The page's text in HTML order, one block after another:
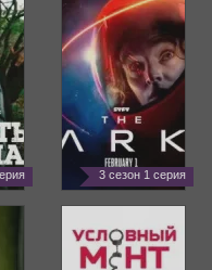
3 сезон 1 серия